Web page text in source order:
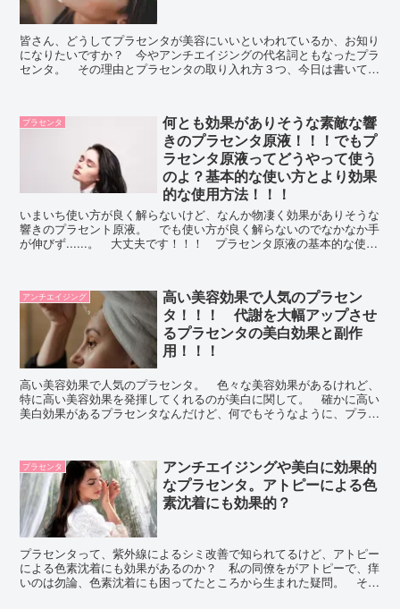
皆さん、どうしてプラセンタが美容にいいといわれているか、お知り
になりたいですか？ 今やアンチエイジングの代名詞ともなったプラ
センタ。 その理由とプラセンタの取り入れ方３つ、今日は書いてい
プラセンタ
何とも効果がありそうな素敵な響
きのプラセンタ原液！！！でもプ
ラセンタ原液ってどうやって使う
のよ？基本的な使い方とより効果
的な使用方法！！！
いまいち使い方が良く解らないけど、なんか物凄く効果がありそうな
響きのプラセント原液。 でも使い方が良く解らないのでなかなか手
が伸びず......。 大丈夫です！！！ プラセンタ原液の基本的な使用
アンチエイジング
高い美容効果で人気のプラセン
タ！！！ 代謝を大幅アップさせ
るプラセンタの美白効果と副作
用！！！
高い美容効果で人気のプラセンタ。 色々な美容効果があるけれど、
特に高い美容効果を発揮してくれるのが美白に関して。 確かに高い
美白効果があるプラセンタなんだけど、何でもそうなように、プラセ
プラセンタ
アンチエイジングや美白に効果的
なプラセンタ。アトピーによる色
素沈着にも効果的？
プラセンタって、紫外線によるシミ改善で知られてるけど、アトピー
による色素沈着にも効果があるのか？ 私の同僚をがアトピーで、痒
いのは勿論、色素沈着にも困ってたところから生まれた疑問。 そん